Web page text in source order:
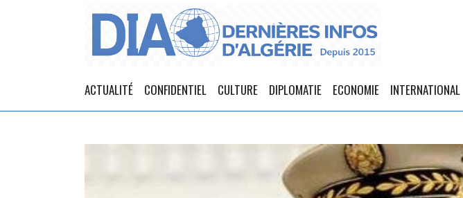
ACTUALITÉ CONFIDENTIEL CULTURE DIPLOMATIE ECONOMIE INTERNATIONAL